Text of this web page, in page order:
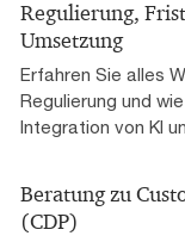
Regulierung,
Umsetzung
Erfahren Sie alles
Regulierung und
Integration von KI
Beratung zu
(CDP)